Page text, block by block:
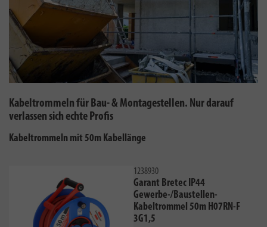
Kabeltrommeln für Bau- & Montagestellen. Nur darauf
verlassen sich echte Profis
Kabeltrommeln mit 50m Kabellänge
1238930
Garant Bretec IP44
Gewerbe-/Baustellen-
Kabeltrommel 50m H07RN-F
3G1,5